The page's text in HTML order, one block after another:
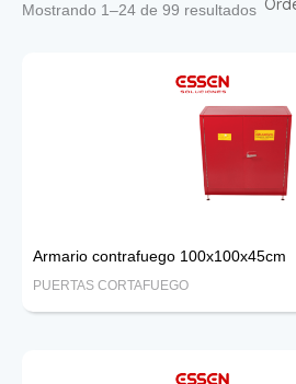
Mostrando 1–24 de 99 resultados
Armario contrafuego 100x100x45cm
PUERTAS CORTAFUEGO